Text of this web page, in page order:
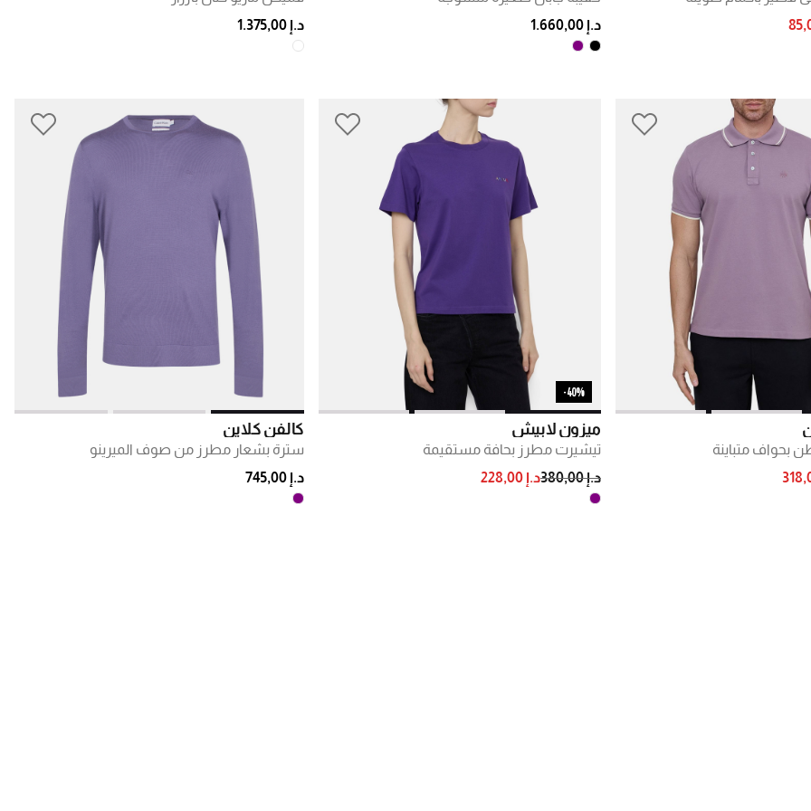
PRICE
د.إ 1.660,00
د.إ 1.375,00
بحواف متباينة
PRICE
40%-
ميزون لابيش
تيشيرت مطرز بحافة مستقيمة
PRICE REDUCED FROM
د.إ 380,00 TO
د.إ 228,00
كالفن كلاين
سترة بشعار مطرز من صوف الميرينو
د.إ 745,00